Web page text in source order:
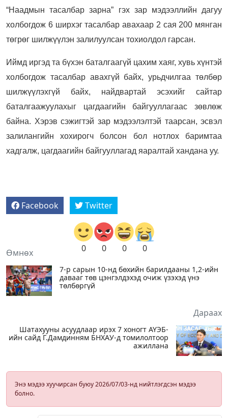
“Наадмын тасалбар зарна” гэх зар мэдээллийн дагуу
холбогдож 6 ширхэг тасалбар авахаар 2 сая 200 мянган
төгрөг шилжүүлэн залилуулсан тохиолдол гарсан.
Иймд иргэд та бүхэн баталгаагүй цахим хаяг, хувь хүнтэй
холбогдож тасалбар авахгүй байх, урьдчилгаа төлбөр
шилжүүлэхгүй байх, найдвартай эсэхийг сайтар
баталгаажуулахыг цагдаагийн байгууллагаас зөвлөж
байна. Хэрэв сэжигтэй зар мэдээлэлтэй таарсан, эсвэл
залилангийн хохирогч болсон бол нотлох баримтаа
хадгалж, цагдаагийн байгууллагад яаралтай хандана уу.
Facebook Twitter
0 0 0 0
Өмнөх
7-р сарын 10-нд бөхийн барилдааны 1,2-ийн
давааг төв цэнгэлдэхэд очиж үзэхэд үнэ
төлбөргүй
Дараах
Шатахууны асуудлаар ирэх 7 хоногт АҮЭБ-
ийн сайд Г.Дамдинням БНХАУ-д томилолтоор
ажиллана
Энэ мэдээ хуучирсан буюу 2026/07/03-нд нийтлэгдсэн мэдээ
болно.